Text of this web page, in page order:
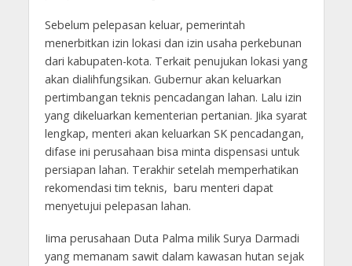
Sebelum pelepasan keluar, pemerintah
menerbitkan izin lokasi dan izin usaha perkebunan
dari kabupaten-kota. Terkait penujukan lokasi yang
akan dialihfungsikan. Gubernur akan keluarkan
pertimbangan teknis pencadangan lahan. Lalu izin
yang dikeluarkan kementerian pertanian. Jika syarat
lengkap, menteri akan keluarkan SK pencadangan,
difase ini perusahaan bisa minta dispensasi untuk
persiapan lahan. Terakhir setelah memperhatikan
rekomendasi tim teknis, baru menteri dapat
menyetujui pelepasan lahan.
Iima perusahaan Duta Palma milik Surya Darmadi
yang memanam sawit dalam kawasan hutan sejak